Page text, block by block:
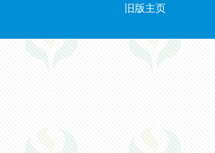
旧版主页